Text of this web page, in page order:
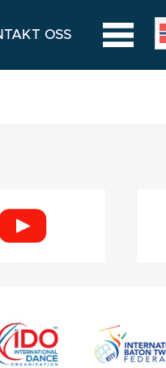
OSS